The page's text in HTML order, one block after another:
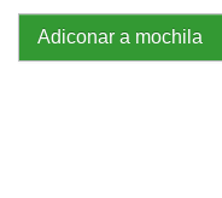
Adiconar a mochila